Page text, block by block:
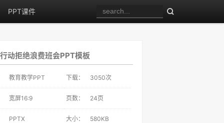
PPT课件
动拒绝浪费班会PPT模板
教育教学PPT 下载： 3050次
宽屏16:9 页数： 24页
PPTX 大小： 580KB